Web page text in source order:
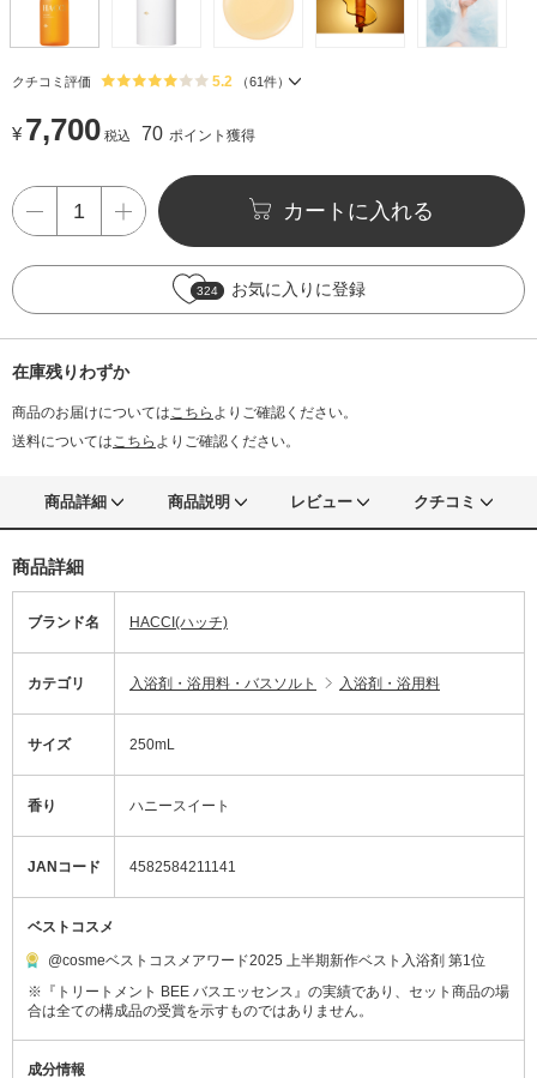
クチコミ評価 5.2 （61 件）
¥ 7,700 税込 70 ポイント獲得
カートに入れる
324 お気に入りに登録
在庫残りわずか
商品のお届けについてはこちら よりご確認ください。
送料についてはこちら よりご確認ください。
商品詳細 商品説明 レビュー クチコミ
商品詳細
ブランド名 HACCI(ハッチ)
カテゴリ 入浴剤・浴用料・バスソルト 入浴剤・浴用料
サイズ 250mL
香り ハニースイート
JANコード 4582584211141
ベストコスメ
@cosmeベストコスメアワード2025 上半期新作ベスト入浴剤 第1位
※『トリートメント BEE バスエッセンス』の実績であり、セット商品の場
合は全ての構成品の受賞を示すものではありません。
成分情報